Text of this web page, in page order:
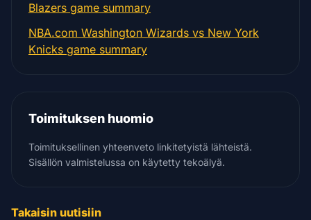
Blazers game summary
NBA.com Washington Wizards vs New York
Knicks game summary
Toimituksen huomio
Toimituksellinen yhteenveto linkitetyistä lähteistä.
Sisällön valmistelussa on käytetty tekoälyä.
Takaisin uutisiin